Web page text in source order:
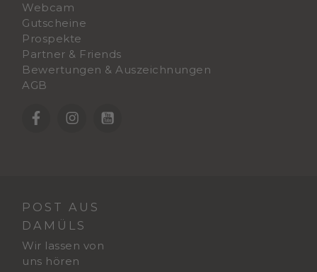
Webcam
Gutscheine
Prospekte
Partner & Friends
Bewertungen & Auszeichnungen
AGB
POST AUS
DAMÜLS
Wir lassen von
uns hören